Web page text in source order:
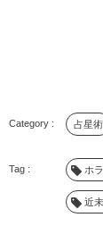
占星術
ホ
近